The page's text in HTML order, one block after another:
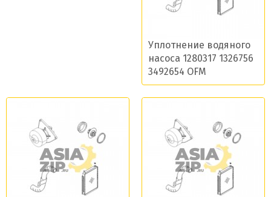
Уплотнение водяного
насоса 1280317 1326756
3492654 OFM